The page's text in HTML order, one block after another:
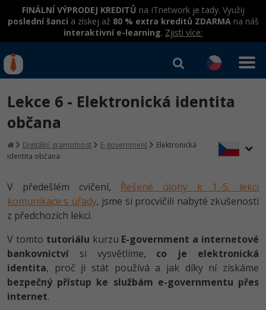
FINÁLNÍ VÝPRODEJ KREDITŮ na ITnetwork je tady. Využij
poslední šanci a získej až 80 % extra kreditů ZDARMAna náš
interaktivní e-learning. Zjisti více:
hrazené úřadem práce
Workshopy zdarma
Datová analýza v praxi
Školení
Základy programování
Umělá inteligence
HTML5, CSS3, Bootstrap, SEO
Školení dle technologií
C# .NET
Java
PHP
Kurzy IT profesí
Junior programátor
Programátor WWW aplikací
Senior programátor
Front-end developer
Vývojář mobilních aplikací
Jak začít?
Java -80%
C#.NET -80%
Python -80%
Kurzy e-commerce
Datová analýza
Digitální gramotnost
Přihlásit se | Registrovat
Lekce 6 - Elektronická identita
občana
Digitální gramotnost E-government
Elektronická
identita občana
V předešlém cvičení, Řešené úlohy k 1.-5. lekci
komunikace s úřady, jsme si procvičili nabyté zkušenosti
z předchozích lekcí.
V tomto tutoriálu kurzu E-government a internetové
bankovnictví si vysvětlíme, co je elektronická
identita, proč ji stát používá a jak díky ní získáme
bezpečný přístup ke službám e-governmentu přes
internet.